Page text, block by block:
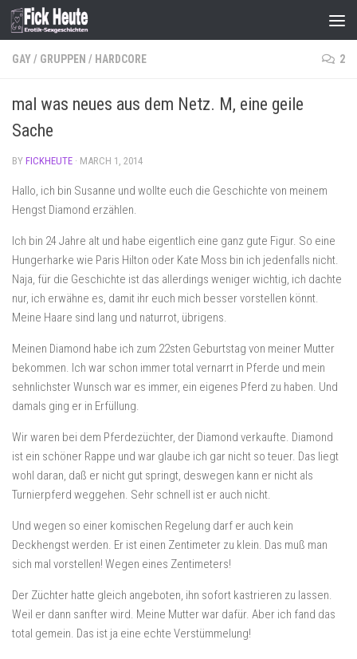
Skip to content
GAY/ GRUPPEN / HARDCORE 2
mal was neues aus dem Netz. M, eine geile
Sache
BY FICKHEUTE · MARCH 1, 2014
Hallo, ich bin Susanne und wollte euch die Geschichte von meinem
Hengst Diamond erzählen.
Ich bin 24 Jahre alt und habe eigentlich eine ganz gute Figur. So eine
Hungerharke wie Paris Hilton oder Kate Moss bin ich jedenfalls nicht.
Naja, für die Geschichte ist das allerdings weniger wichtig, ich dachte
nur, ich erwähne es, damit ihr euch mich besser vorstellen könnt.
Meine Haare sind lang und naturrot, übrigens.
Meinen Diamond habe ich zum 22sten Geburtstag von meiner Mutter
bekommen. Ich war schon immer total vernarrt in Pferde und mein
sehnlichster Wunsch war es immer, ein eigenes Pferd zu haben. Und
damals ging er in Erfüllung.
Wir waren bei dem Pferdezüchter, der Diamond verkaufte. Diamond
ist ein schöner Rappe und war glaube ich gar nicht so teuer. Das liegt
wohl daran, daß er nicht gut springt, deswegen kann er nicht als
Turnierpferd weggehen. Sehr schnell ist er auch nicht.
Und wegen so einer komischen Regelung darf er auch kein
Deckhengst werden. Er ist einen Zentimeter zu klein. Das muß man
sich mal vorstellen! Wegen eines Zentimeters!
Der Züchter hatte gleich angeboten, ihn sofort kastrieren zu lassen.
Weil er dann sanfter wird. Meine Mutter war dafür. Aber ich fand das
total gemein. Das ist ja eine echte Verstümmelung!